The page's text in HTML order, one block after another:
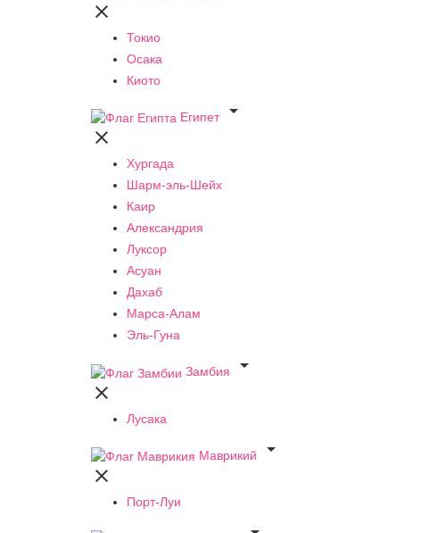

Токио
Осака
Киото
Египет


Хургада
Шарм-эль-Шейх
Каир
Александрия
Луксор
Асуан
Дахаб
Марса-Алам
Эль-Гуна
Замбия


Лусака
Маврикий


Порт-Луи